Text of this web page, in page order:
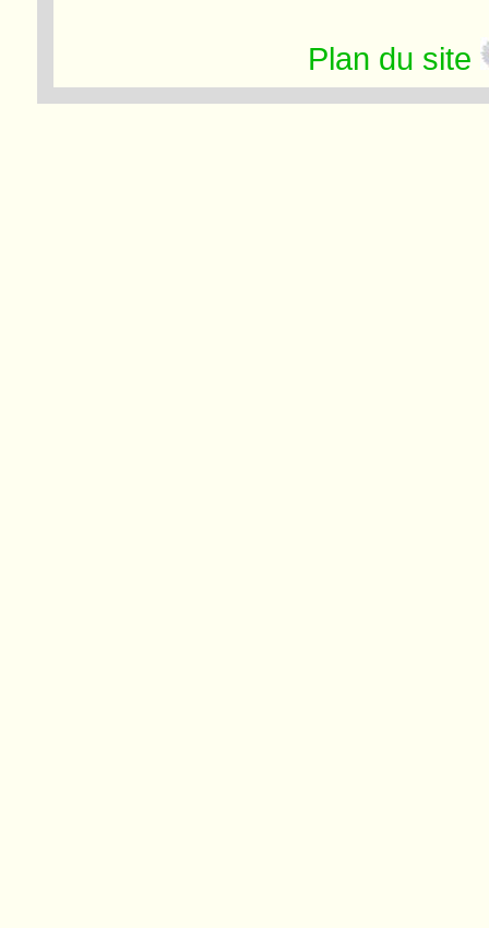
Plan du site